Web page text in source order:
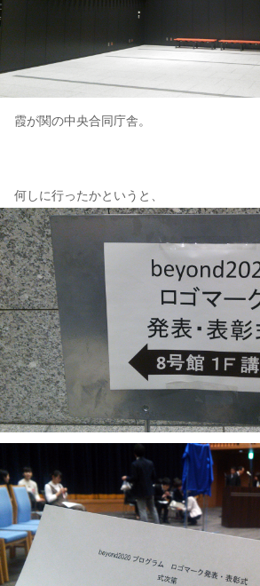
霞が関の中央合同庁舎。
何しに行ったかというと、